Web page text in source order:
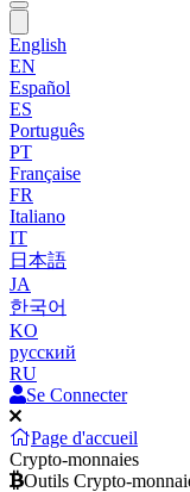
English
EN
Español
ES
Português
PT
Française
FR
Italiano
IT
日本語
JA
한국어
KO
русский
RU
Se Connecter
Page d'accueil
Crypto-monnaies
Outils Crypto-